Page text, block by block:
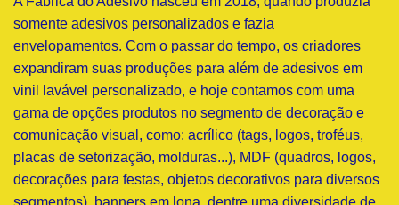
somente adesivos personalizados e fazia
envelopamentos. Com o passar do tempo, os criadores
expandiram suas produções para além de adesivos em
vinil lavável personalizado, e hoje contamos com uma
gama de opções produtos no segmento de decoração e
comunicação visual, como: acrílico (tags, logos, troféus,
placas de setorização, molduras...), MDF (quadros, logos,
decorações para festas, objetos decorativos para diversos
segmentos), banners em lona, dentre uma diversidade de